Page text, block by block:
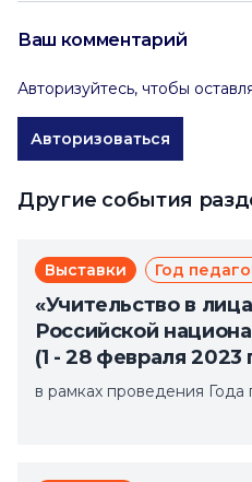
Ваш комментарий
Авторизуйтесь, чтобы
Авторизоваться
Другие события
Выставки Год
«Учительство в
Российской
(1 - 28 февраля 2023
в рамках проведения Года